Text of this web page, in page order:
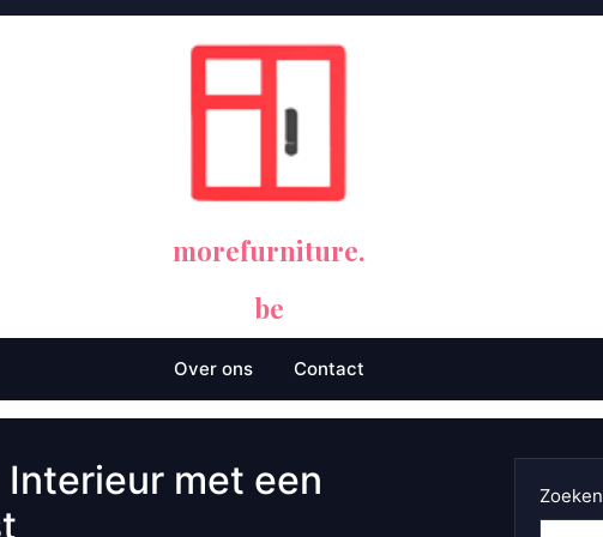
morefurniture.
be
Over ons Contact
met een
Zoeken